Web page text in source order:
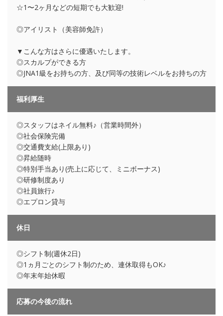
☆1〜2ヶ月などの短期でも大歓迎!
◎アイリスト（美容師免許）
▼こんな方はさらに優遇いたします。
◎スカルプができる方
◎JNA1級をお持ちの方、及び同等の技術レベルをお持ちの方
福利厚生
◎スタッフはネイル無料♪（営業時間外）
◎社会保険完備
◎交通費支給(上限あり)
◎昇給随時
◎特別手当あり(売上に応じて、ミニボーナス)
◎研修制度あり
◎社員旅行♪
◎エプロン貸与
休日
◎シフト制(週休2日)
◎1ヵ月ごとのシフト制のため、連休取得もOK♪
◎年末年始休暇
応募の今後の流れ